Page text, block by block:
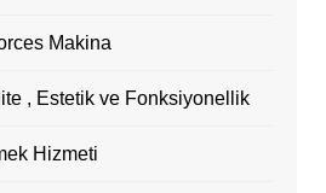
Makina
, Estetik ve Fonksiyonellik
Hizmeti